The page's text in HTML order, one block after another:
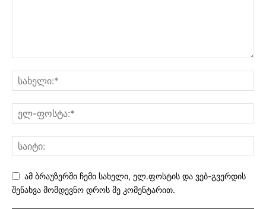
ამ ბრაუზერში ჩემი სახელი, ელ.ფოსტის და ვებ-გვერდის
შენახვა მომდევნო დროს მე კომენტარით.